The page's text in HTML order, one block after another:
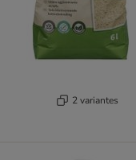
2 variantes